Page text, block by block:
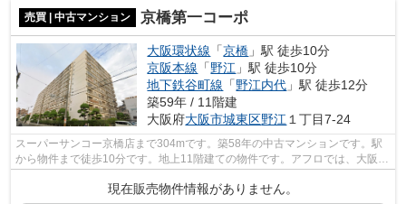
売買 | 中古マンション 京橋第一コーポ
大阪環状線 「京橋 」駅 徒歩10分
京阪本線 「野江 」駅 徒歩10分
地下鉄谷町線 「野江内代 」駅 徒歩12分
築59年 / 11階建
大阪府大阪市城東区野江 １丁目7-24
スーパーサンコー京橋店まで304mです。築58年の中古マンションです。駅
から物件まで徒歩10分です。地上11階建ての物件です。アフロでは、大阪市
現在販売物件情報がありません。